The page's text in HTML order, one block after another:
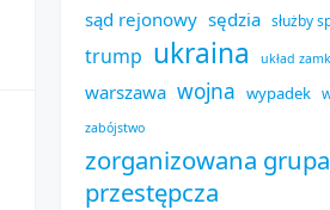
sąd rejonowy sędzia służby
trump ukraina układ
warszawa wojna wypadek
zabójstwo
zorganizowana grupa
przestępcza